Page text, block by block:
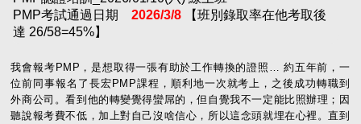
PMP考試通過日期2026/3/8 【班別錄取率在他考取後
達 26/58=45%】
我會報考PMP，是想取得一張有助於工作轉換的證照… 約五年前，一
位前同事報名了長宏PMP課程，順利地一次就考上，之後成功轉職到
外商公司。看到他的轉變覺得蠻屌的，但自覺我不一定能比照辦理；因
聽說報考費不低，加上對自己沒啥信心，所以這念頭就埋在心裡。直到